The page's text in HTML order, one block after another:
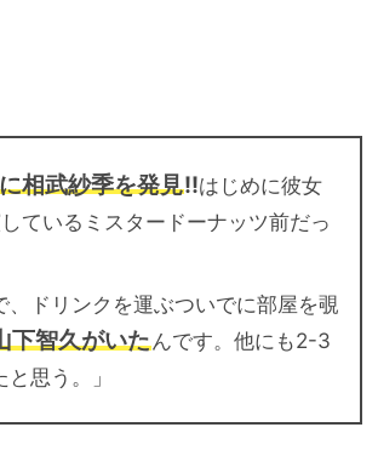
相武紗季を発見!!はじめに彼女
ているミスタードーナッツ前だっ
、ドリンクを運ぶついでに部屋を覗
下智久がいたんです。他にも2-3
思う。」